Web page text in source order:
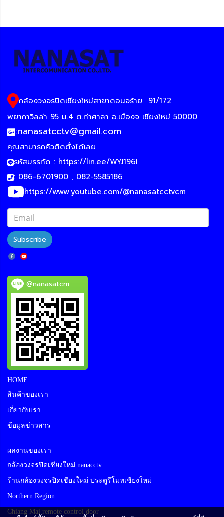
กล้องวงจรปิดเชียงใหม่สาขาดอนจร้าย
91/172
พยากาวิลล่า 95 ม.4 ต.ท่าศาลา อ.เมืองจ เชียงใหม่ 50000
:nanasatcctv@gmail.com
คุณสามารถคิวติดตั้งได้เลย
รหัสบรรทัด : https://lin.ee/WYJ196I
: 086-6701900 , 082-5585186
https://www.youtube.com/@nanasatcctvcm
Subscribe
@nanasatcm
HOME
สินค้าของเรา
เกี่ยวกับเรา
ข้อมูลข่าวสาร
ผลงานของเรา
กล้องวงจรปิดเชียงใหม่ nanacctv
ร้านกล้องวงจรปิดเชียงใหม่ ประตูรีโมทเชียงใหม่
Northern Region
Chiang Mai remote control door